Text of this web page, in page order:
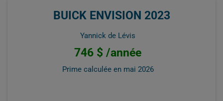
BUICK ENVISION 2023
Yannick de Lévis
746 $ /année
Prime calculée en mai 2026